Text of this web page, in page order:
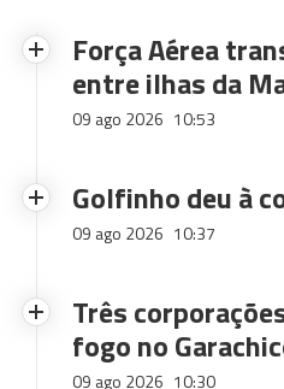
Força Aérea
entre ilhas da
09 ago 2026 10:53
Golfinho deu à
09 ago 2026 10:37
Três
fogo no
09 ago 2026 10:30